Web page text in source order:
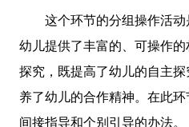
这个环节的分组操作活动
幼儿提供了丰富的、可操作
探究，既提高了幼儿的自主
养了幼儿的合作精神。在此
间接指导和个别引导的办法。